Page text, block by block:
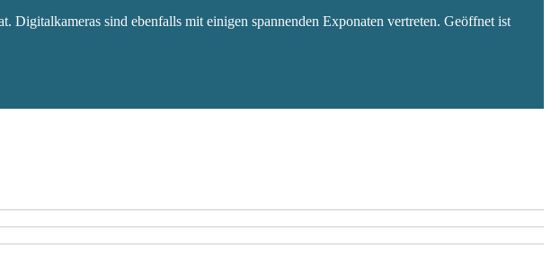
sind ebenfalls mit einigen spannenden Exponaten vertreten. Geöffnet ist